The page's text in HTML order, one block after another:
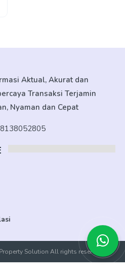
Aktual, Akurat dan
Transaksi Terjamin
Nyaman dan Cepat
Solution All rights reserved